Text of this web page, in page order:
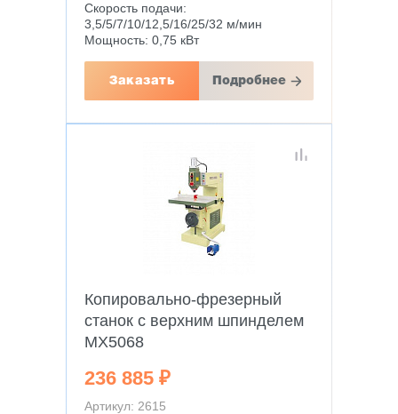
Скорость подачи:
3,5/5/7/10/12,5/16/25/32 м/мин
Мощность: 0,75 кВт
Заказать Подробнее
Копировально-фрезерный
станок с верхним шпинделем
MX5068
236 885 ₽
Артикул: 2615